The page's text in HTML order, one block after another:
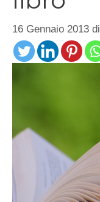
16 Gennaio 2013 di